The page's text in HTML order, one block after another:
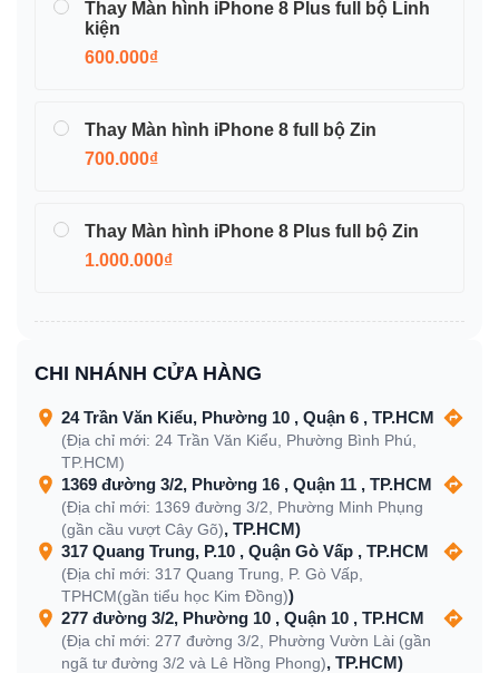
Thay Màn hình iPhone 8 Plus full bộ Linh
kiện
600.000₫
Thay Màn hình iPhone 8 full bộ Zin
700.000₫
Thay Màn hình iPhone 8 Plus full bộ Zin
1.000.000₫
CHI NHÁNH CỬA HÀNG
24 Trần Văn Kiểu, Phường 10 , Quận 6 , TP.HCM
(Địa chỉ mới: 24 Trần Văn Kiểu, Phường Bình Phú,
TP.HCM)
1369 đường 3/2, Phường 16 , Quận 11 , TP.HCM
(Địa chỉ mới: 1369 đường 3/2, Phường Minh Phụng
(gần cầu vượt Cây Gõ), TP.HCM)
317 Quang Trung, P.10 , Quận Gò Vấp , TP.HCM
(Địa chỉ mới: 317 Quang Trung, P. Gò Vấp,
TPHCM(gần tiểu học Kim Đồng))
277 đường 3/2, Phường 10 , Quận 10 , TP.HCM
(Địa chỉ mới: 277 đường 3/2, Phường Vườn Lài (gần
ngã tư đường 3/2 và Lê Hồng Phong), TP.HCM)